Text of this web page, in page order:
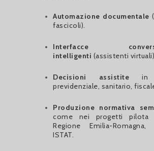
Automazione documentale
fascicoli).
Interfacce
intelligenti (assistenti
Decisioni assistite in
previdenziale, sanitario,
Produzione normativa
come nei progetti pilota
Regione Emilia-
ISTAT.